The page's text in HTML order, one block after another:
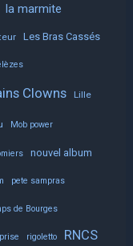
la marmite
Les Bras Cassés
Clowns Lille
Mob power
nouvel album
pete sampras
de Bourges
rigoletto RNCS